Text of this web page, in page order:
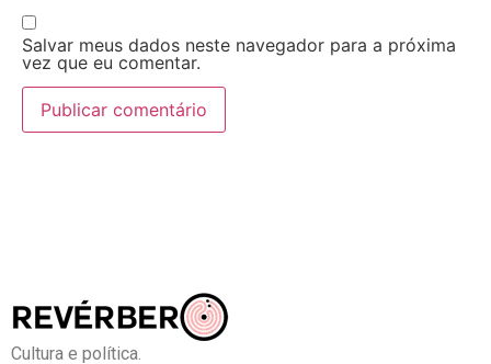
Salvar meus dados neste navegador para a próxima
vez que eu comentar.
Cultura e política.